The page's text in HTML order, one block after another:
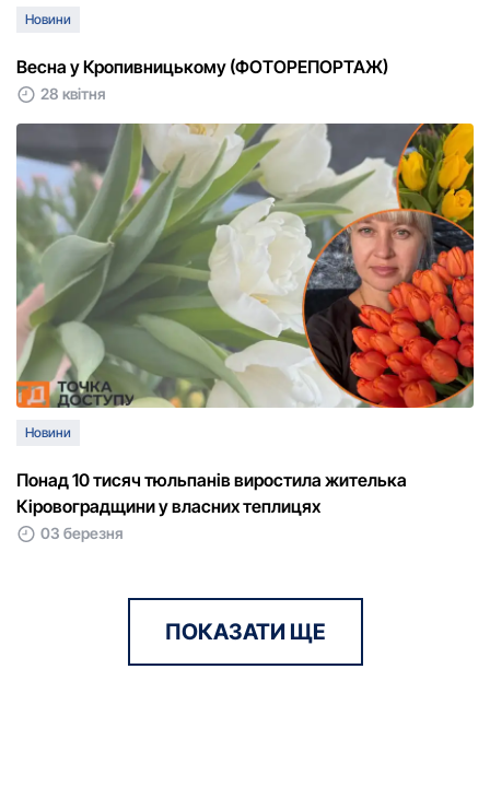
Новини
Весна у Кропивницькому (ФОТОРЕПОРТАЖ)
28 квітня
Новини
Понад 10 тисяч тюльпанів виростила жителька
Кіровоградщини у власних теплицях
03 березня
ПОКАЗАТИ ЩЕ